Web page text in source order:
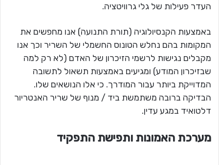
העדר פעילות של גלי גרוויטציה.
באמצעות הקנסיולוגיה (תורת התנועה) אנו מחפשים את
המקומות בהם נחלש הטונוס החשמלי של השריר וכך אנו
מקבלים נגישות לרשמי הזיכרון של האדם (לא רק למה
שבזיכרון המודע) ומגיעים באמצעות תשאול לתשובה
המדוייקת ביותר עבור המודרך. כי אלו הנושאים שלו.
הבדיקה ברובה משתמשת ביד / מנוף של שריר האנטריור
דלטואיד במגע עדין.
מערכת האמונות ותפישת התפקיד